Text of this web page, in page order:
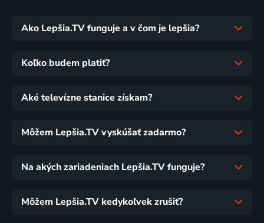
Ako Lepšia.TV funguje a v čom je lepšia?
Koľko budem platiť?
Aké televízne stanice získam?
Môžem Lepšia.TV vyskúšať zadarmo?
Na akých zariadeniach Lepšia.TV funguje?
Môžem Lepšia.TV kedykoľvek zrušiť?